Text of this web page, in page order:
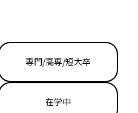
専門/高専/短大卒
在学中